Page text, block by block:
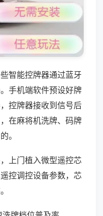
智能控牌器通过蓝牙
手机端软件预设好牌
控牌器接收到信号后
在麻将机洗牌、码牌
。
上门植入微型遥控芯
控调控设备参数，芯